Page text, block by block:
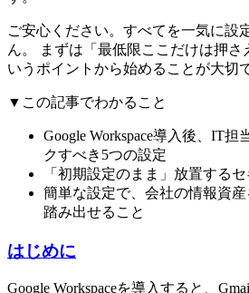
ご安心ください。すべてを一気に設
ん。 まずは「最低限ここだけは押さ
いうポイントから始めることが大切
▼この記事でわかること
Google Workspace導入後、IT
クすべき5つの設定
「初期設定のまま」放置する
簡単な設定で、会社の情報資
踏み出せること
はじめに
Google Workspaceを導入すると、